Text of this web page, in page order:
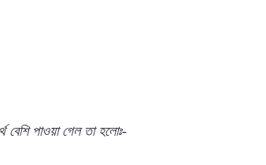
বেশি পাওয়া গেল তা হলোঃ-